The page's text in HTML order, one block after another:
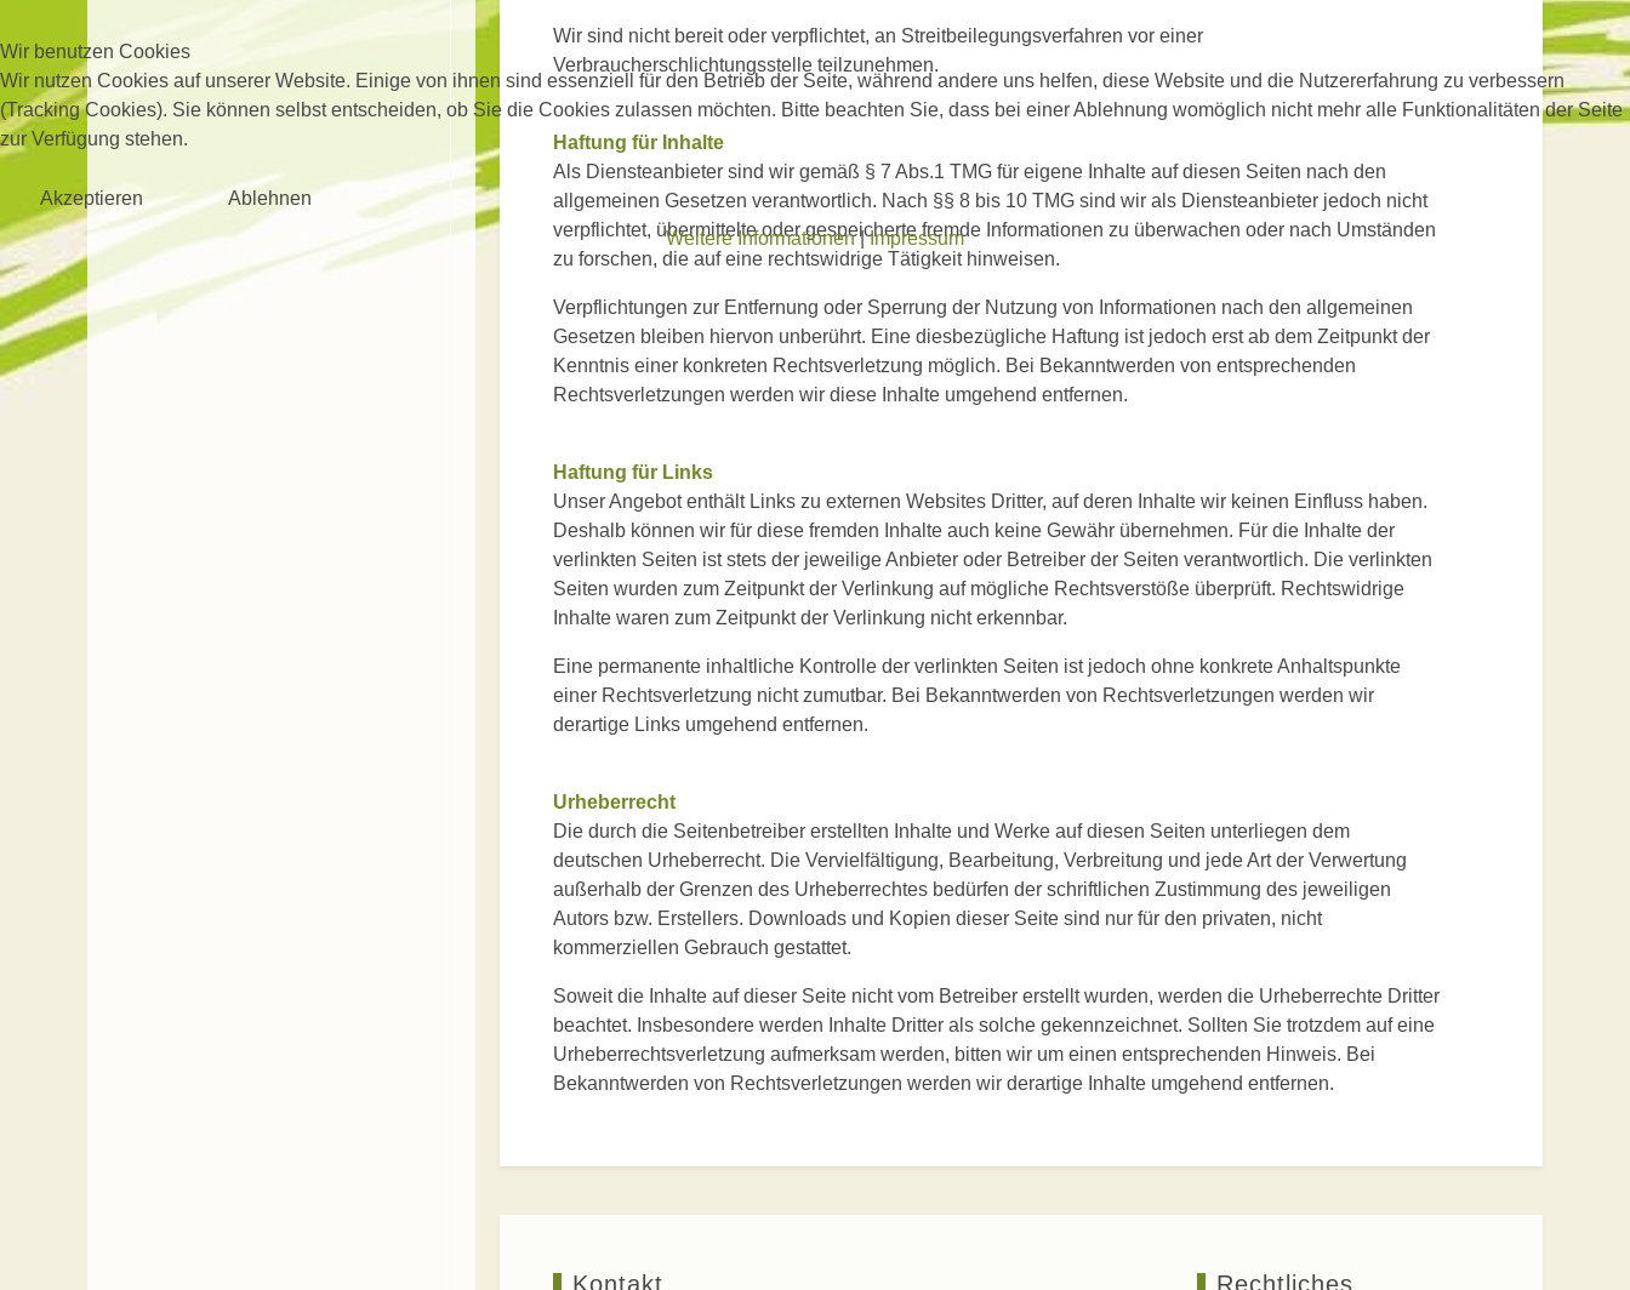
Wir sind nicht bereit oder verpflichtet, an Streitbeilegungsverfahren vor einer
Verbraucherschlichtungsstelle teilzunehmen.
Haftung für Inhalte
Als Diensteanbieter sind wir gemäß § 7 Abs.1 TMG für eigene Inhalte auf diesen Seiten nach den
allgemeinen Gesetzen verantwortlich. Nach §§ 8 bis 10 TMG sind wir als Diensteanbieter jedoch nicht
verpflichtet, übermittelte oder gespeicherte fremde Informationen zu überwachen oder nach Umständen
zu forschen, die auf eine rechtswidrige Tätigkeit hinweisen.
Verpflichtungen zur Entfernung oder Sperrung der Nutzung von Informationen nach den allgemeinen
Gesetzen bleiben hiervon unberührt. Eine diesbezügliche Haftung ist jedoch erst ab dem Zeitpunkt der
Kenntnis einer konkreten Rechtsverletzung möglich. Bei Bekanntwerden von entsprechenden
Rechtsverletzungen werden wir diese Inhalte umgehend entfernen.
Haftung für Links
Unser Angebot enthält Links zu externen Websites Dritter, auf deren Inhalte wir keinen Einfluss haben.
Deshalb können wir für diese fremden Inhalte auch keine Gewähr übernehmen. Für die Inhalte der
verlinkten Seiten ist stets der jeweilige Anbieter oder Betreiber der Seiten verantwortlich. Die verlinkten
Seiten wurden zum Zeitpunkt der Verlinkung auf mögliche Rechtsverstöße überprüft. Rechtswidrige
Inhalte waren zum Zeitpunkt der Verlinkung nicht erkennbar.
Eine permanente inhaltliche Kontrolle der verlinkten Seiten ist jedoch ohne konkrete Anhaltspunkte
einer Rechtsverletzung nicht zumutbar. Bei Bekanntwerden von Rechtsverletzungen werden wir
derartige Links umgehend entfernen.
Urheberrecht
Die durch die Seitenbetreiber erstellten Inhalte und Werke auf diesen Seiten unterliegen dem
deutschen Urheberrecht. Die Vervielfältigung, Bearbeitung, Verbreitung und jede Art der Verwertung
außerhalb der Grenzen des Urheberrechtes bedürfen der schriftlichen Zustimmung des jeweiligen
Autors bzw. Erstellers. Downloads und Kopien dieser Seite sind nur für den privaten, nicht
kommerziellen Gebrauch gestattet.
Soweit die Inhalte auf dieser Seite nicht vom Betreiber erstellt wurden, werden die Urheberrechte Dritter
beachtet. Insbesondere werden Inhalte Dritter als solche gekennzeichnet. Sollten Sie trotzdem auf eine
Urheberrechtsverletzung aufmerksam werden, bitten wir um einen entsprechenden Hinweis. Bei
Bekanntwerden von Rechtsverletzungen werden wir derartige Inhalte umgehend entfernen.
Kontakt Rechtliches
Wir benutzen Cookies
Wir nutzen Cookies auf unserer Website. Einige von ihnen sind essenziell für den Betrieb der Seite, während andere uns helfen, diese Website und die Nutzererfahrung zu verbessern
(Tracking Cookies). Sie können selbst entscheiden, ob Sie die Cookies zulassen möchten. Bitte beachten Sie, dass bei einer Ablehnung womöglich nicht mehr alle Funktionalitäten der Seite
zur Verfügung stehen.
Akzeptieren
Ablehnen
Weitere Informationen|Impressum